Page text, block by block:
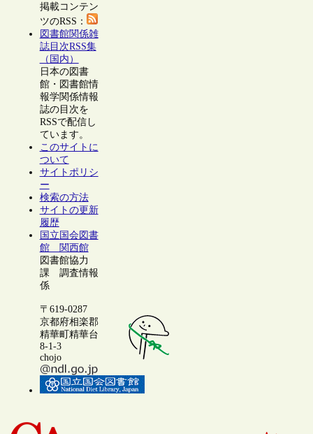
掲載コンテン
ツのRSS：
図書館関係雑
誌目次RSS集
（国内）
日本の図書
館・図書館情
報学関係情報
誌の目次を
RSSで配信し
ています。
このサイトに
ついて
サイトポリシ
ー
検索の方法
サイトの更新
履歴
国立国会図書
館 関西館
図書館協力
課 調査情報
係
〒619-0287
京都府相楽郡
精華町精華台
8-1-3
chojo